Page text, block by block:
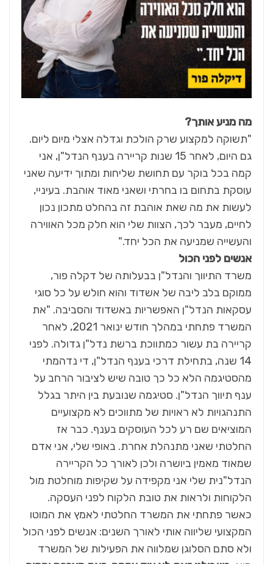
מה מניע אותך?
"תשוקה למקצוע שרק הולכת וגדלה אצלי מיום ליום.
גם היום, לאחר 15 שנות קריירה בענף הנדל"ן, אני
קמה בכל בוקר עם תחושת שליחות ומתוך ידיעה שאני
עוסקת בתחום בו בחרתי ושאני מאוד אוהבת. בעיניי,
לעשות את מה שאת אוהבת זה בהחלט מתכון נכון
לחיים, מעבר לכך, הצוות שלי הוא חלק מכל האווירה
והעשייה שמניעה את הכל יחד."
אנשים לפני הכול
משרד התיווך והנדל"ן בבעלותה של דקלה פור,
ממוקם בלב ליבה של אשדוד והוא חולש על כל סוגי
עסקאות הנדל"ן האפשריות באשדוד והסביבה. "את
המשרד פתחתי במהלך חודש ינואר 2021, לאחר
קריירה בת עשור כמתווכת ברשת נדל"ן גדולה. לפני
14 שנה, בתחילת דרכי בענף הנדל"ן, די נדהמתי
מהסטיגמה הלא כל כך טובה שיש לציבור הרחב על
ענף תיווך הנדל"ן. סטיגמה שנובעת בין היתר בגלל
התנהגויות לא ראויות של מתווכים לא מקצועיים
המוציאים שם רע לכל העוסקים בענף. כבר אז
החלטתי שאני מתנהלת אחרת. באופי שלי, אני אדם
שמאוד מאמין ביושרה ולכן לאורך כל הקריירה
הנדל"נית שלי אני מקפידה על שקיפות מוחלטת מול
הלקוחות ולראות את טובת הלקוח לפני העסקה.
כאשר פתחתי את המשרד החלטתי לאמץ את המוטו
המקצועי שליווה אותי לאורך השנים: אנשים לפני הכול
ולא סתם הסלוגן שמלווה את הפעילות של המשרד